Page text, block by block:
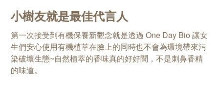
小樹友就是最佳代言人
第一次接受到有機保養新觀念就是透過 One Day Bio 讓女
生們安心使用有機植萃在臉上的同時也不會為環境帶來污
染破壞生態~自然植萃的香味真的好好聞，不是刺鼻香精
的味道。